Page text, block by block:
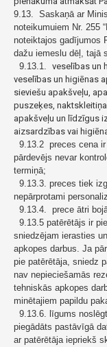
9.13. Saskaņā ar
noteikumuiem Nr. 255
noteiktajos gadījumos
dažu iemeslu dēļ, tajā
9.13.1. veselības un
veselības un higiēnas
sieviešu apakšveļu,
puszeķes,
apakšveļu un līdzīgus
aizsardzības vai
9.13.2 preces cena
pārdevējs nevar
termiņā;
9.13.3. preces tiek
nepārprotami
9.13.4. prece ātri
9.13.5 patērētājs ir
sniedzējam ierasties
apkopes darbus. Ja
pie patērētāja, sniedz
nav nepieciešamās
tehniskās apkopes
minētajiem papildu
9.13.6. līgums
piegādāts pastāvīgā
ar patērētāja iepriekš